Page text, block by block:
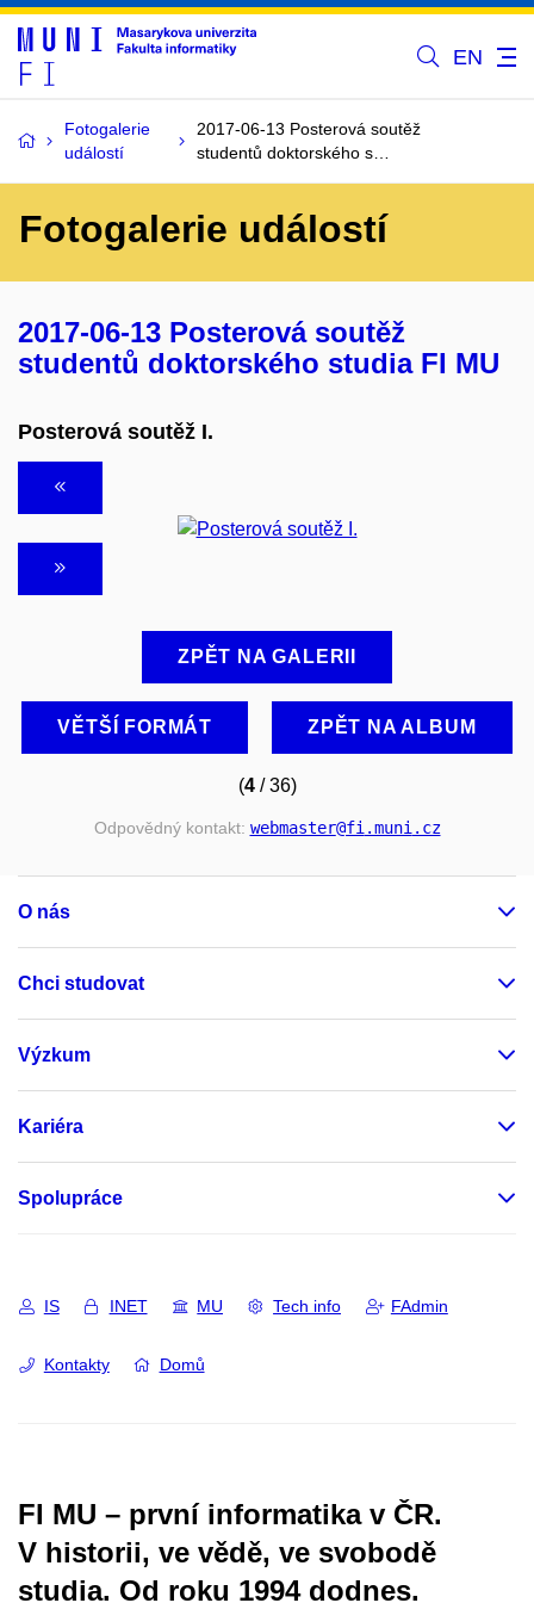
EN
Fotogalerie
událostí
2017-06-13 Posterová soutěž
studentů doktorského s…
Fotogalerie událostí
2017-06-13 Posterová soutěž
studentů doktorského studia FI MU
Posterová soutěž I.
ZPĚT NA GALERII
VĚTŠÍ FORMÁT ZPĚT NA ALBUM
(4/ 36)
Odpovědný kontakt: webmaster@fi.muni.cz
O nás
Chci studovat
Výzkum
Kariéra
Spolupráce
IS INET MU Tech info FAdmin
Kontakty Domů
FI MU – první informatika v ČR.
V historii, ve vědě, ve svobodě
studia. Od roku 1994 dodnes.